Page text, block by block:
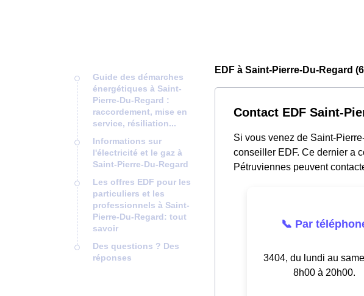
Guide des démarches
énergétiques à Saint-
Pierre-Du-Regard :
raccordement, mise en
service, résiliation...
Informations sur
l'électricité et le gaz à
Saint-Pierre-Du-Regard
Les offres EDF pour les
particuliers et les
professionnels à Saint-
Pierre-Du-Regard: tout
savoir
Des questions ? Des
réponses
EDF à Saint-Pierre-Du-Regard
Contact EDF Saint-
Si vous venez de Saint-
conseiller EDF. Ce dernier a
Pétruviennes peuvent
📞 Par
3404, du lundi au
8h00 à 20h00.